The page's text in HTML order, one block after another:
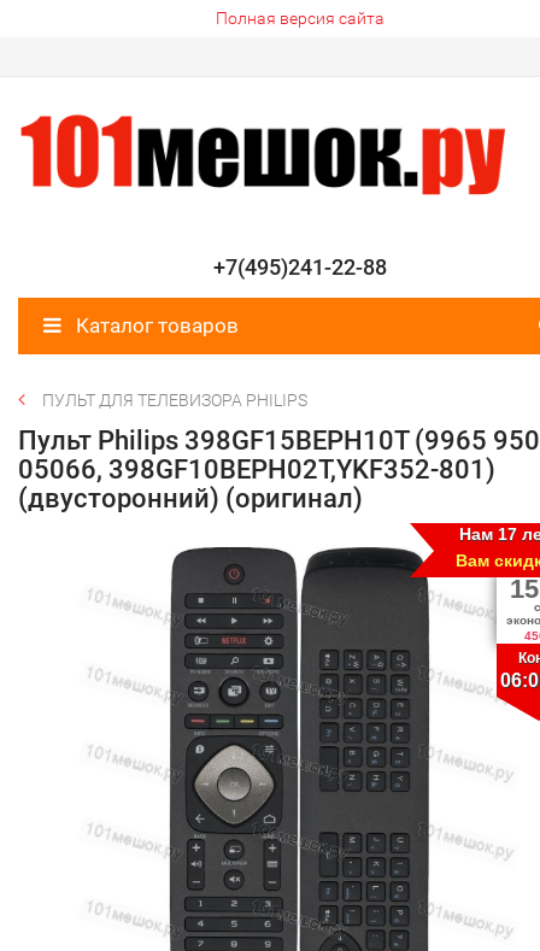
Полная версия сайта
+7(495)241-22-88
Каталог товаров
ПУЛЬТ ДЛЯ ТЕЛЕВИЗОРА PHILIPS
Пульт Philips 398GF15BEPH10T (9965 950
05066, 398GF10BEPH02T,YKF352-801)
(двусторонний) (оригинал)
Нам 17
Вам
15